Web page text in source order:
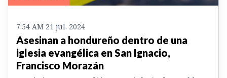
7:54 AM 21 jul. 2024
Asesinan a hondureño dentro de una
iglesia evangélica en San Ignacio,
Francisco Morazán